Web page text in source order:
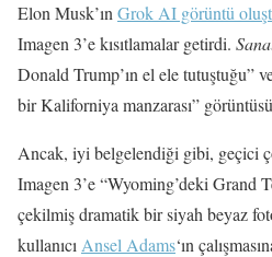
Elon Musk’ın Grok AI görüntü
Imagen 3’e kısıtlamalar getirdi.
Donald Trump’ın el ele tutuştuğu”
bir Kaliforniya manzarası”
Ancak, iyi belgelendiği gibi, geçici
Imagen 3’e “Wyoming’deki Grand
çekilmiş dramatik bir siyah beyaz
kullanıcı Ansel Adams‘ın